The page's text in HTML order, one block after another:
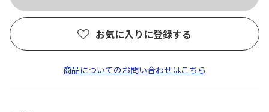
お気に入りに登録する
商品についてのお問い合わせはこちら